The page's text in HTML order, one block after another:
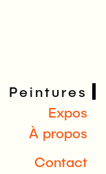
Peintures
Expos
À propos
Contact